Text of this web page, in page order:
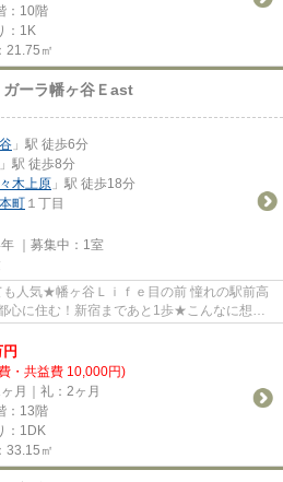
：10階
：1K
21.75㎡
ガーラ幡ヶ谷Ｅast
」駅 徒歩6分
」駅 徒歩8分
木上原 」駅 徒歩18分
本町 １丁目
｜募集中： 1室
人気★幡ヶ谷Ｌｉｆｅ目の前 憧れの駅前高
心に住む！新宿まであと1歩★こんなに想像
円
・共益費 10,000円)
月｜礼：2ヶ月
：13階
：1DK
33.15㎡